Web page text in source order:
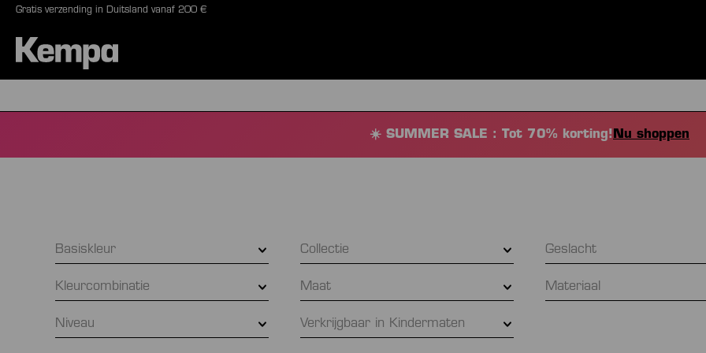
Gratis verzending in Duitsland vanaf 200 €
☀️ SUMMER SALE : Tot 70% korting! Nu shoppen
Basiskleur Collectie Geslacht
Kleurcombinatie Maat Materiaal
Niveau Verkrijgbaar in Kindermaten